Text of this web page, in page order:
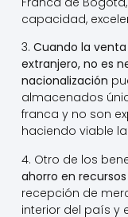
capacidad,
3. Cuando la
extranjero, no es
nacionalización
almacenados
franca y no son
haciendo viable
4. Otro de los
ahorro en
recepción de
interior del país y